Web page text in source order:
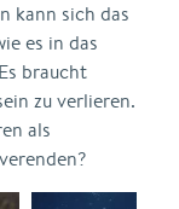
kann sich das
es in das
braucht
zu verlieren.
als